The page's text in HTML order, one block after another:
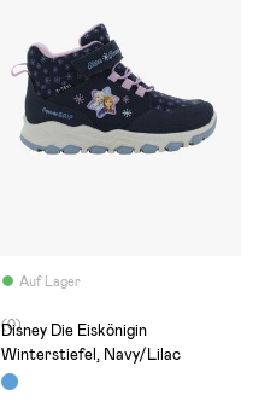
Auf Lager
(0)
Disney Die Eiskönigin
Winterstiefel, Navy/Lilac